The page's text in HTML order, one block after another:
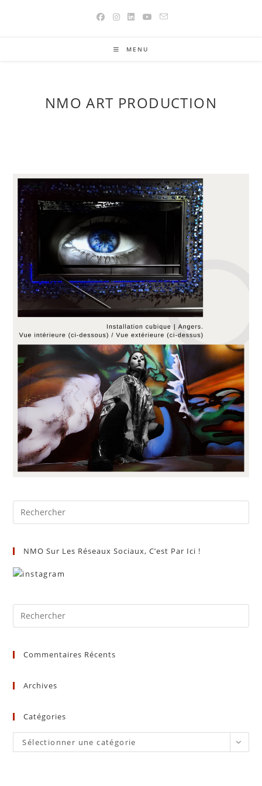
MENU
NMO ART PRODUCTION
NMO Sur Les Réseaux Sociaux, C’est Par Ici !
Commentaires Récents
Archives
Catégories
Catégories
Sélectionner une catégorie